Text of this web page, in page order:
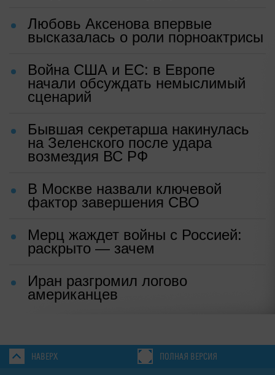
Любовь Аксенова впервые
высказалась о роли порноактрисы
Война США и ЕС: в Европе
начали обсуждать немыслимый
сценарий
Бывшая секретарша накинулась
на Зеленского после удара
возмездия ВС РФ
В Москве назвали ключевой
фактор завершения СВО
Мерц жаждет войны с Россией:
раскрыто — зачем
Иран разгромил логово
американцев
НАВЕРХ ПОЛНАЯ ВЕРСИЯ